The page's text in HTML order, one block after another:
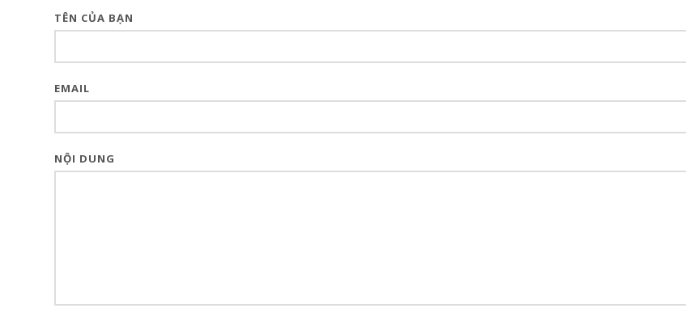
TÊN CỦA BẠN
EMAIL
NỘI DUNG